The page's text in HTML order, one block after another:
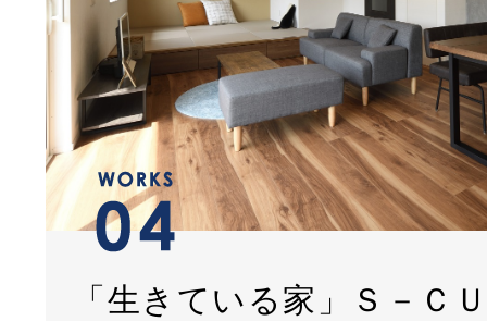
「生きている家」Ｓ－Ｃ